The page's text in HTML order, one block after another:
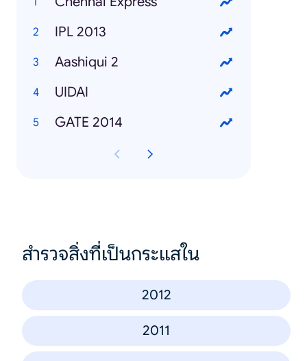
IPL 2013
Aashiqui 2
UIDAI
GATE 2014
สำรวจสิ่งที่เป็นกระแสใน
2012
2011